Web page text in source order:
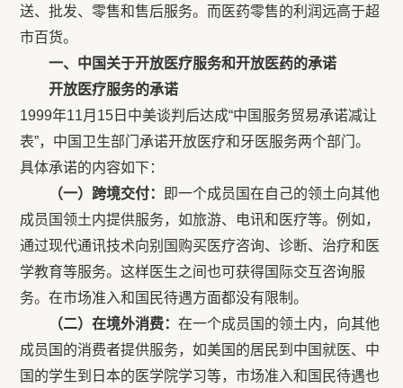
送、批发、零售和售后服务。而医药零售的利润远高于超
市百货。
一、中国关于开放医疗服务和开放医药的承诺
开放医疗服务的承诺
1999年11月15日中美谈判后达成“中国服务贸易承诺减让
表”，中国卫生部门承诺开放医疗和牙医服务两个部门。
具体承诺的内容如下：
（一）跨境交付：
即一个成员国在自己的领土向其他
成员国领土内提供服务，如旅游、电讯和医疗等。例如，
通过现代通讯技术向别国购买医疗咨询、诊断、治疗和医
学教育等服务。这样医生之间也可获得国际交互咨询服
务。在市场准入和国民待遇方面都没有限制。
（二）在境外消费：在一个成员国的领土内，向其他
成员国的消费者提供服务，如美国的居民到中国就医、中
国的学生到日本的医学院学习等，市场准入和国民待遇也